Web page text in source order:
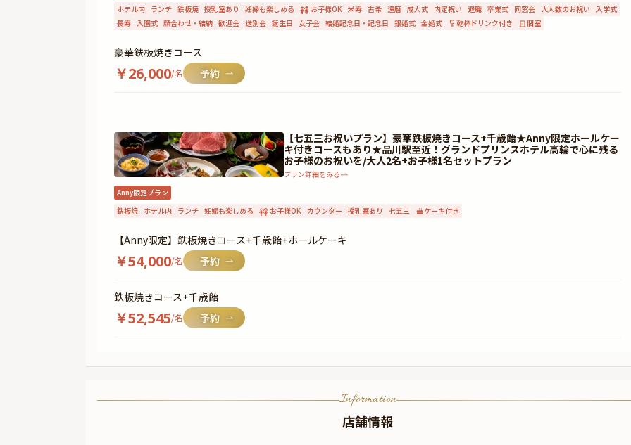
ホテル内 ランチ 鉄板焼 授乳室あり 妊婦も楽しめる お子様OK 米寿 古希 還暦 成人式 内定祝い 退職 卒業式 同窓会 大人数のお祝い 入学式
長寿 入園式 顔合わせ・結納 歓迎会 送別会 誕生日 女子会 結婚記念日・記念日 銀婚式 金婚式 乾杯ドリンク付き 個室
豪華鉄板焼きコース
￥26,000/名
【七五三お祝いプラン】豪華鉄板焼きコース+千歳飴★Anny限定ホールケー
キ付きコースもあり★品川駅至近！グランドプリンスホテル高輪で心に残る
お子様のお祝いを/大人2名+お子様1名セットプラン
プラン詳細をみる
Anny限定プラン
鉄板焼 ホテル内 ランチ 妊婦も楽しめる お子様OK カウンター 授乳室あり 七五三 ケーキ付き
【Anny限定】鉄板焼きコース+千歳飴+ホールケーキ
￥54,000/名
鉄板焼きコース+千歳飴
￥52,545/名
Information
店舗情報